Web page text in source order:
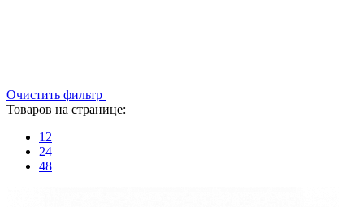
Очистить фильтр
Товаров на странице:
12
24
48